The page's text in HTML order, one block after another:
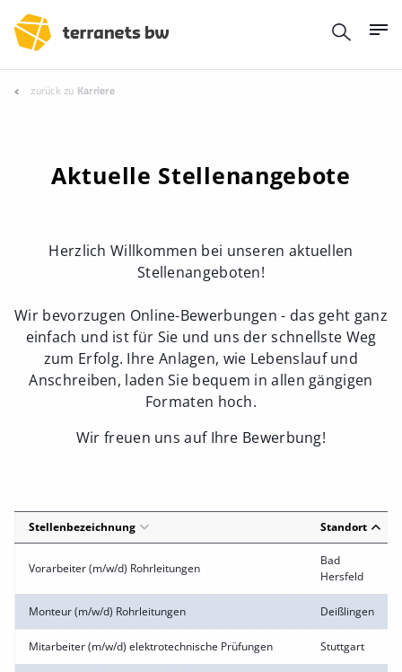
zurück zu Karriere
Aktuelle Stellenangebote
Herzlich Willkommen bei unseren aktuellen
Stellenangeboten!
Wir bevorzugen Online-Bewerbungen - das geht ganz
einfach und ist für Sie und uns der schnellste Weg
zum Erfolg. Ihre Anlagen, wie Lebenslauf und
Anschreiben, laden Sie bequem in allen gängigen
Formaten hoch.
Wir freuen uns auf Ihre Bewerbung!
Stellenbezeichnung Standort
Vorarbeiter (m/w/d) Rohrleitungen
Bad
Hersfeld
Monteur (m/w/d) Rohrleitungen Deißlingen
Mitarbeiter (m/w/d) elektrotechnische Prüfungen Stuttgart